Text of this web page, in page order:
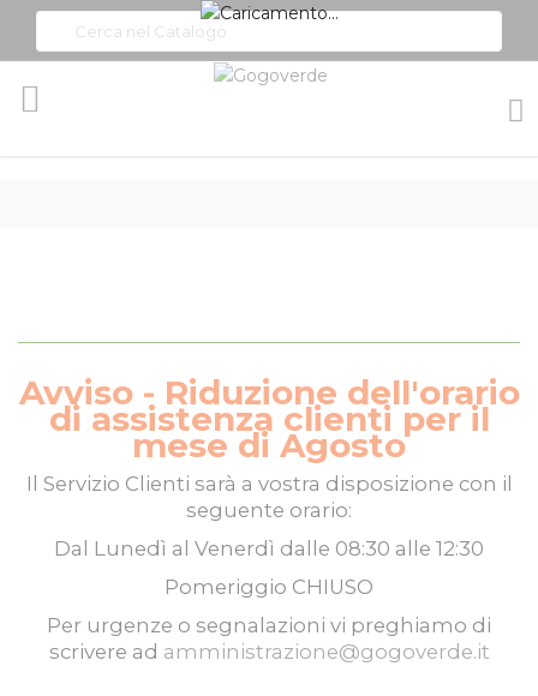
Avviso - Riduzione dell'orario
di assistenza clienti per il
mese di Agosto
Il Servizio Clienti sarà a vostra disposizione con il
seguente orario:
Dal Lunedì al Venerdì dalle 08:30 alle 12:30
Pomeriggio CHIUSO
Per urgenze o segnalazioni vi preghiamo di
scrivere ad amministrazione@gogoverde.it